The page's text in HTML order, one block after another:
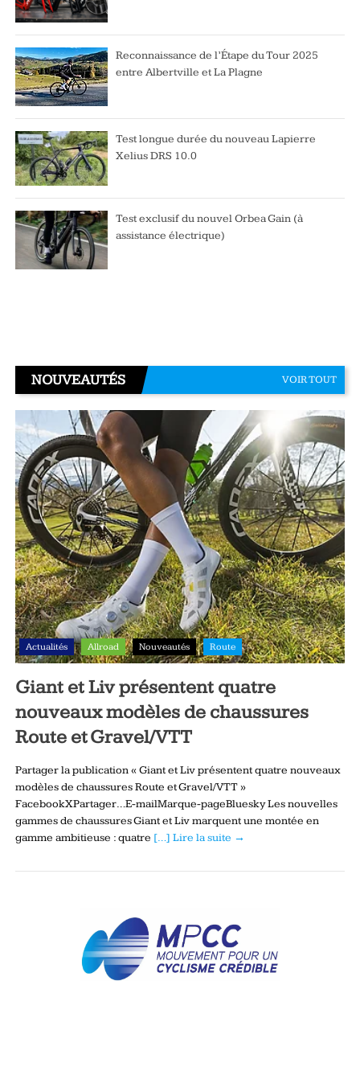
Reconnaissance de l’Étape du Tour 2025
entre Albertville et La Plagne
Test longue durée du nouveau Lapierre
Xelius DRS 10.0
Test exclusif du nouvel Orbea Gain (à
assistance électrique)
NOUVEAUTÉS VOIR TOUT
Actualités Allroad Nouveautés Route
Giant et Liv présentent quatre
nouveaux modèles de chaussures
Route et Gravel/VTT
Partager la publication « Giant et Liv présentent quatre nouveaux
modèles de chaussures Route et Gravel/VTT »
FacebookXPartager…E-mailMarque-pageBluesky Les nouvelles
gammes de chaussures Giant et Liv marquent une montée en
gamme ambitieuse : quatre […] Lire la suite →